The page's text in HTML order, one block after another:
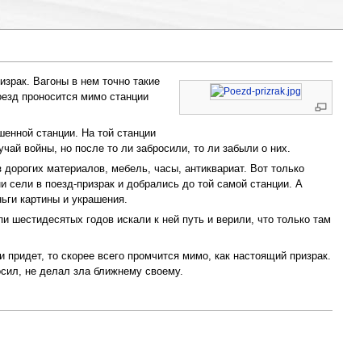
Вагоны в нем точно такие
проносится мимо станции
станции. На той станции
войны, но после то ли забросили, то ли забыли о них.
материалов, мебель, часы, антиквариат. Вот только
в поезд-призрак и добрались до той самой станции. А
картины и украшения.
шестидесятых годов искали к ней путь и верили, что только там
то скорее всего промчится мимо, как настоящий призрак.
не делал зла ближнему своему.